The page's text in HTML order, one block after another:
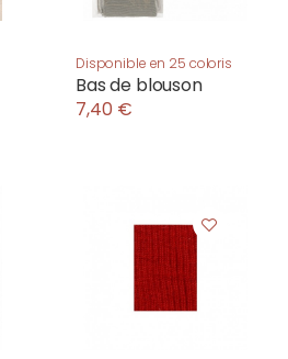
Disponible en 25 coloris
Bas de blouson
7,40 €